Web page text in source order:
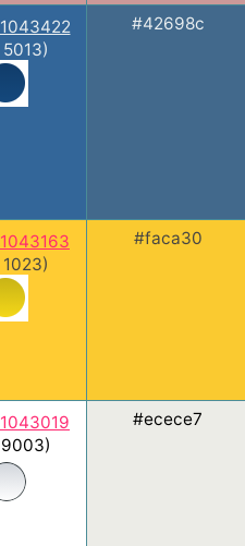
5013)
#42698c
1023)
#faca30
9003)
#ecece7